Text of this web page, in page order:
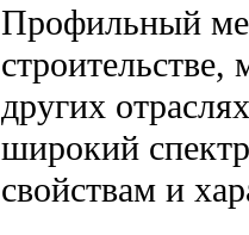
Профильный
других
широкий
свойствам и